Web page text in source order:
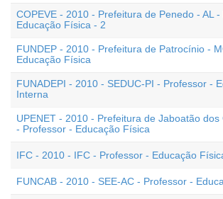
COPEVE - 2010 - Prefeitura de Penedo - AL
Educação Física - 2
FUNDEP - 2010 - Prefeitura de Patrocínio -
Educação Física
FUNADEPI - 2010 - SEDUC-PI - Professor -
Interna
UPENET - 2010 - Prefeitura de Jaboatão
- Professor - Educação Física
IFC - 2010 - IFC - Professor - Educação
FUNCAB - 2010 - SEE-AC - Professor -